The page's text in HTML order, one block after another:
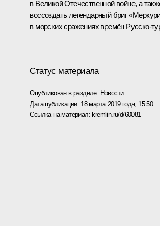
в Великой Отечественной войне, а
воссоздать легендарный бриг
в морских сражениях времён Русско-
Статус материала
Опубликован в разделе: Новости
Дата публикации: 18 марта 2019 года, 15:50
Ссылка на материал: kremlin.ru/d/60081